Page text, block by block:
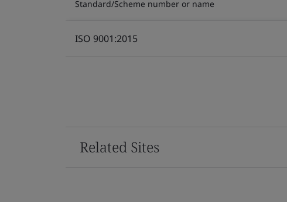
Standard/Scheme number or name
ISO 9001:2015
Related Sites